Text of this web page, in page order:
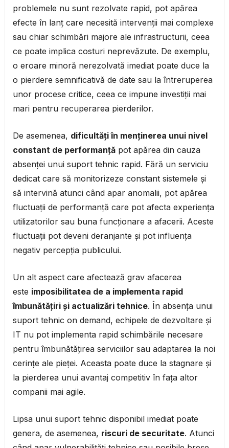
problemele nu sunt rezolvate rapid, pot apărea
efecte în lanț care necesită intervenții mai complexe
sau chiar schimbări majore ale infrastructurii, ceea
ce poate implica costuri neprevăzute. De exemplu,
o eroare minoră nerezolvată imediat poate duce la
o pierdere semnificativă de date sau la întreruperea
unor procese critice, ceea ce impune investiții mai
mari pentru recuperarea pierderilor.
De asemenea, dificultăți în menținerea unui nivel
constant de performanțăpot apărea din cauza
absenței unui suport tehnic rapid. Fără un serviciu
dedicat care să monitorizeze constant sistemele și
să intervină atunci când apar anomalii, pot apărea
fluctuații de performanță care pot afecta experiența
utilizatorilor sau buna funcționare a afacerii. Aceste
fluctuații pot deveni deranjante și pot influența
negativ percepția publicului.
Un alt aspect care afectează grav afacerea
este imposibilitatea de a implementa rapid
îmbunătățiri și actualizări tehnice. În absența unui
suport tehnic on demand, echipele de dezvoltare și
IT nu pot implementa rapid schimbările necesare
pentru îmbunătățirea serviciilor sau adaptarea la noi
cerințe ale pieței. Aceasta poate duce la stagnare și
la pierderea unui avantaj competitiv în fața altor
companii mai agile.
Lipsa unui suport tehnic disponibil imediat poate
genera, de asemenea, riscuri de securitate. Atunci